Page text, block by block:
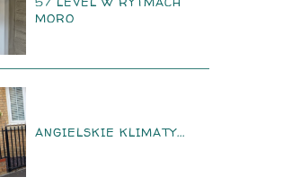
MORO
ANGIELSKIE KLIMATY...